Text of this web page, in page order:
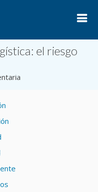
el riesgo